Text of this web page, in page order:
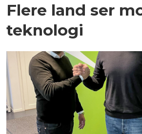
Flere land ser
teknologi